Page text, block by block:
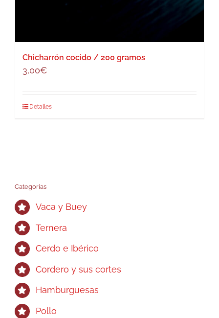
Chicharrón cocido / 200 gramos
3,00€
Detalles
Categorías
Vaca y Buey
Ternera
Cerdo e Ibérico
Cordero y sus cortes
Hamburguesas
Pollo